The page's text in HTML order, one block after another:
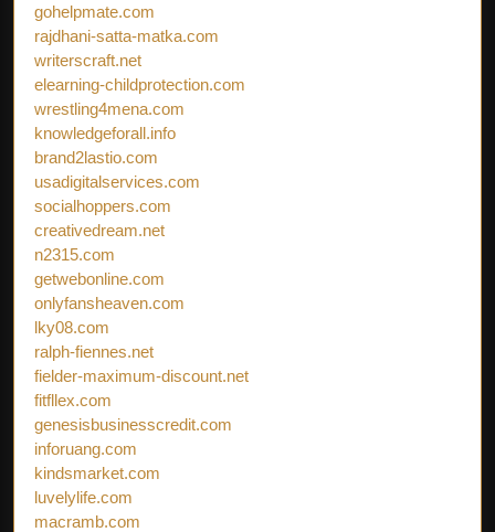
gohelpmate.com
rajdhani-satta-matka.com
writerscraft.net
elearning-childprotection.com
wrestling4mena.com
knowledgeforall.info
brand2lastio.com
usadigitalservices.com
socialhoppers.com
creativedream.net
n2315.com
getwebonline.com
onlyfansheaven.com
lky08.com
ralph-fiennes.net
fielder-maximum-discount.net
fitfllex.com
genesisbusinesscredit.com
inforuang.com
kindsmarket.com
luvelylife.com
macramb.com